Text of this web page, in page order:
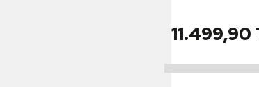
11.499,90